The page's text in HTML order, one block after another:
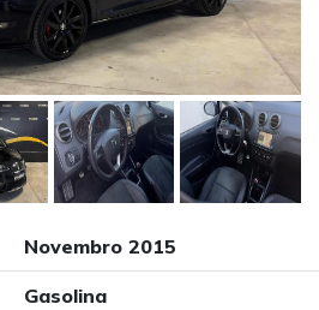
Novembro 2015
Gasolina